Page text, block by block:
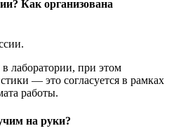
Как организована
лаборатории, при этом
— это согласуется в рамках
работы.
на руки?